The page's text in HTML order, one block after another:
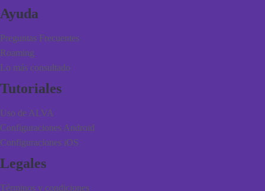
Ayuda
Preguntas Frecuentes
Roaming
Lo más consultado
Tutoriales
Uso de ALVA
Configuraciones Android
Configuraciones iOS
Legales
Términos y condiciones